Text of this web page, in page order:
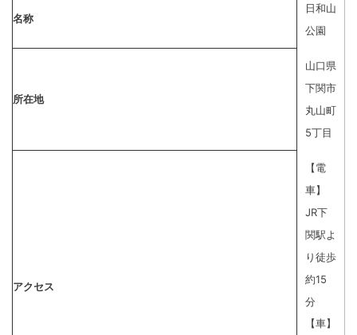
名称
日和山
公園
所在地
山口県
下関市
丸山町
5丁目
アクセス
【電
車】
JR下
関駅よ
り徒歩
約15
分
【車】